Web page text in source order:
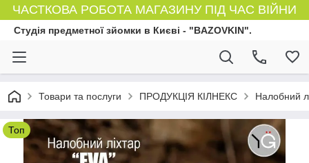
ЧАСТКОВА РОБОТА МАГАЗИНУ ПІД ЧАС ВІЙНИ
Студія предметної зйомки в Києві - "BAZOVKIN".
Товари та послуги ПРОДУКЦІЯ КІЛНЕКС Налобний
Топ